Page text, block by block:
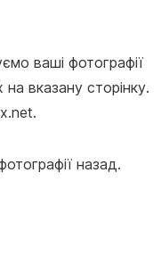
ваші фотографії
вказану сторінку.
назад.